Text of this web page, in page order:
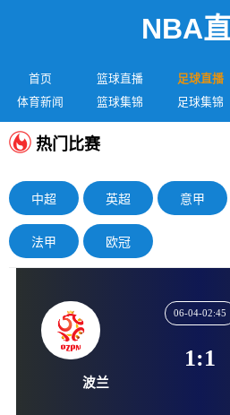
NBA
首页 篮球直播 足球直播
体育新闻
篮球集锦 足球集锦
热门比赛
中超 英超 意甲
法甲 欧冠